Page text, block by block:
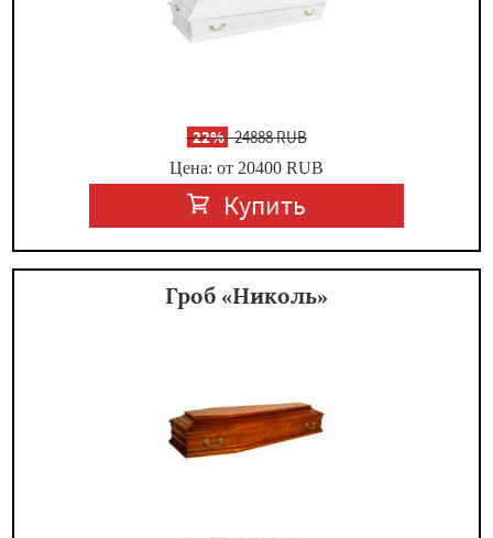
-22%24888 RUB
Цена: от 20400 RUB
Купить
Гроб «Николь»